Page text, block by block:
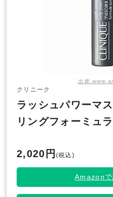
出典
クリニーク
ラッシュパワーマ
リングフォーミュラ
2,020円 (税込)
Amazon